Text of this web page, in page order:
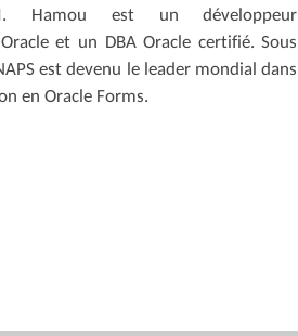
Hamou est un développeur
et un DBA Oracle certifié. Sous
est devenu le leader mondial dans
en Oracle Forms.